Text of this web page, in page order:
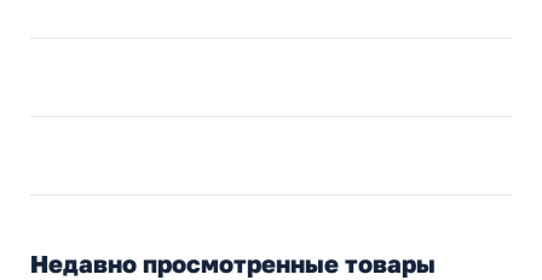
Недавно просмотренные товары